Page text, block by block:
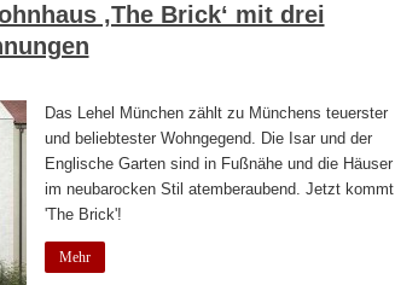
‚The Brick‘ mit drei
Das Lehel München zählt zu Münchens teuerster
und beliebtester Wohngegend. Die Isar und der
Englische Garten sind in Fußnähe und die Häuser
im neubarocken Stil atemberaubend. Jetzt kommt
'The Brick'!
Mehr